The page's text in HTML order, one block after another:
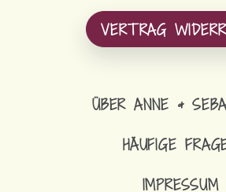
VERTRAG
ÜBER ANNE &
HÄUFIGE
IMPRESSUM